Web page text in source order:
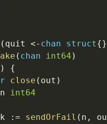
( quit <- chan struct{}
( chan int64 )
)
{
close ( out )
n int64
:= sendOrFail ( n ,